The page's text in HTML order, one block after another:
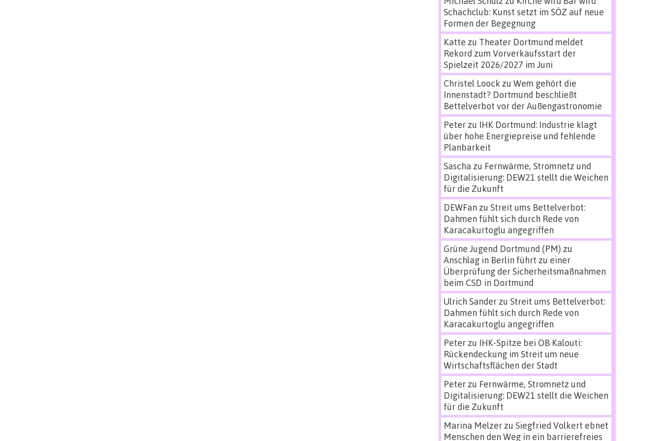
Schachclub: Kunst setzt im SÖZ auf neue
Formen der Begegnung
Katte zu Theater Dortmund meldet
Rekord zum Vorverkaufsstart der
Spielzeit 2026/2027 im Juni
Christel Loock zu Wem gehört die
Innenstadt? Dortmund beschließt
Bettelverbot vor der Außengastronomie
Peterzu IHK Dortmund: Industrie klagt
über hohe Energiepreise und fehlende
Planbarkeit
Sascha zu Fernwärme, Stromnetz und
Digitalisierung: DEW21 stellt die Weichen
für die Zukunft
DEWFan zu Streit ums Bettelverbot:
Dahmen fühlt sich durch Rede von
Karacakurtoglu angegriffen
Grüne Jugend Dortmund (PM) zu
Anschlag in Berlin führt zu einer
Überprüfung der Sicherheitsmaßnahmen
beim CSD in Dortmund
Ulrich Sanderzu Streit ums Bettelverbot:
Dahmen fühlt sich durch Rede von
Karacakurtoglu angegriffen
Peterzu IHK-Spitze bei OB Kalouti:
Rückendeckung im Streit um neue
Wirtschaftsflächen der Stadt
Peterzu Fernwärme, Stromnetz und
Digitalisierung: DEW21 stellt die Weichen
für die Zukunft
Marina Melzerzu Siegfried Volkert ebnet
Menschen den Weg in ein barrierefreies